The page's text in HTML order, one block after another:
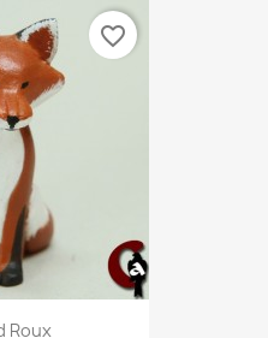
Roux
favorite_border